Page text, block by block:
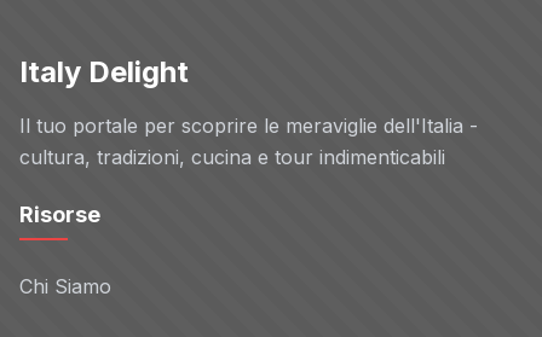
Italy Delight
Il tuo portale per scoprire le meraviglie dell'Italia -
cultura, tradizioni, cucina e tour indimenticabili
Risorse
Chi Siamo